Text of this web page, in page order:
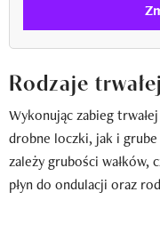
Rodzaje
Wykonując zabieg
drobne loczki, jak i
zależy grubości wałków,
płyn do ondulacji oraz